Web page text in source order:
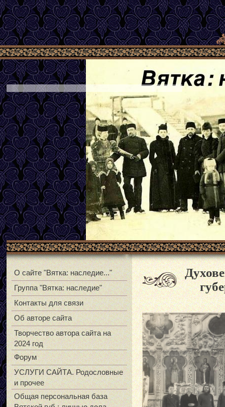
О сайте "Вятка: наследие..."
Группа "Вятка: наследие"
Контакты для связи
Об авторе сайта
Творчество автора сайта на
2024 год
Форум
УСЛУГИ САЙТА. Родословные
и прочее
Общая персональная база